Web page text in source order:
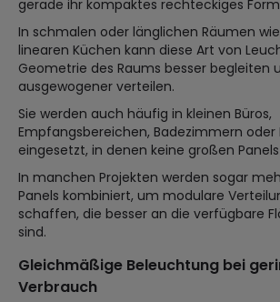
gerade ihr kompaktes rechteckiges
In schmalen oder länglichen Räumen
linearen Küchen kann diese Art von
Geometrie des Raums besser begleiten
ausgewogener verteilen.
Sie werden auch häufig in kleinen Büros,
Empfangsbereichen, Badezimmern
eingesetzt, in denen keine großen
In manchen Projekten werden sogar
Panels kombiniert, um modulare
schaffen, die besser an die verfügbare
sind.
Gleichmäßige Beleuchtung bei
Verbrauch